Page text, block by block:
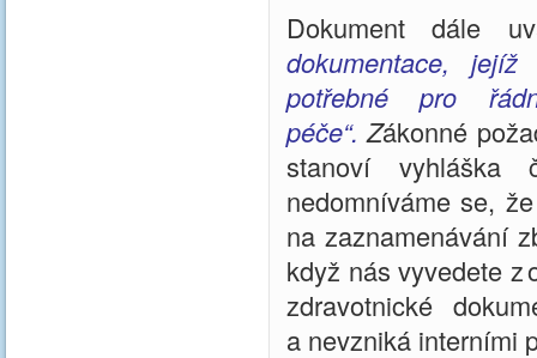
Dokument dále
dokumentace,
potřebné pro
péče“. Zákonné
stanoví vyhláška
nedomníváme se,
na zaznamenávání
když nás vyvedete z
zdravotnické
a nevzniká interními